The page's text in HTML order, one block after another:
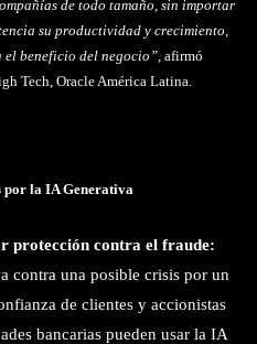
de todo tamaño, sin importar
su productividad y crecimiento,
el beneficio del negocio”, afirmó
Tech, Oracle América Latina.
por la IA Generativa
protección contra el fraude:
contra una posible crisis por un
de clientes y accionistas
bancarias pueden usar la IA